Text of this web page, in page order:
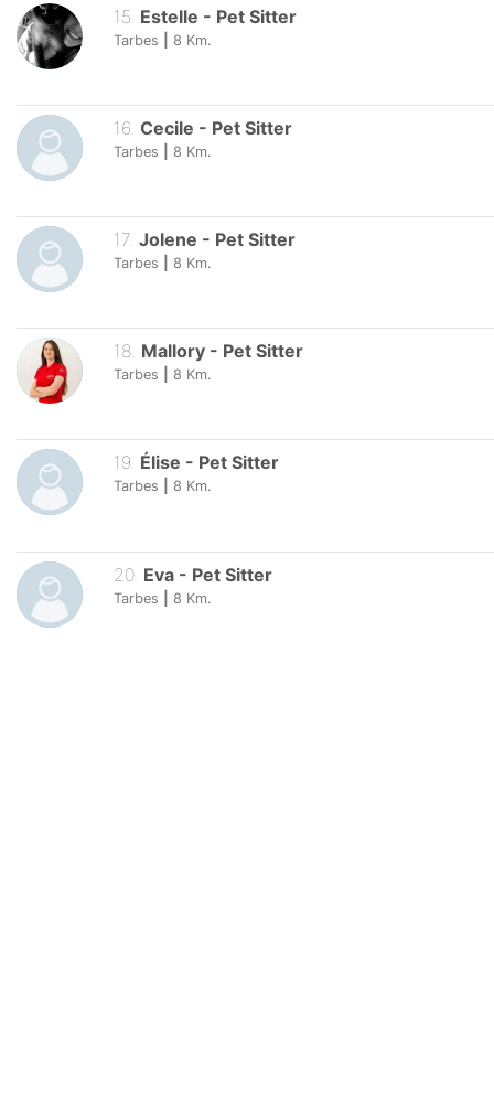
15 Estelle - Pet Sitter
Tarbes 8 Km.
16 Cecile - Pet Sitter
Tarbes 8 Km.
17. Jolene - Pet Sitter
Tarbes 8 Km.
18. Mallory - Pet Sitter
Tarbes 8 Km.
19. Élise - Pet Sitter
Tarbes 8 Km.
20. Eva - Pet Sitter
Tarbes 8 Km.